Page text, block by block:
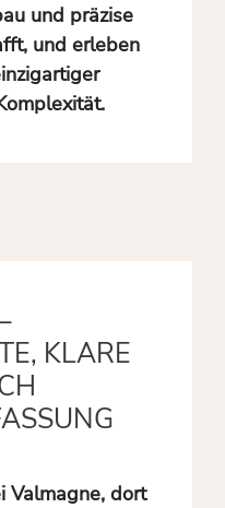
und präzise
und erleben
KLARE
Valmagne, dort